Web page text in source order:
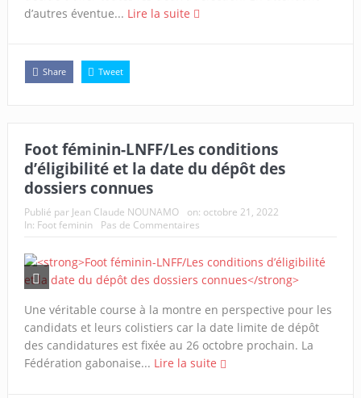
d’autres éventue... Lire la suite
Share Tweet
Foot féminin-LNFF/Les conditions
d’éligibilité et la date du dépôt des
dossiers connues
Publié par Jean Claude NOUNAMO on: octobre 21, 2022
In: Foot feminin Pas de Commentaires
Une véritable course à la montre en perspective pour les
candidats et leurs colistiers car la date limite de dépôt
des candidatures est fixée au 26 octobre prochain. La
Fédération gabonaise... Lire la suite